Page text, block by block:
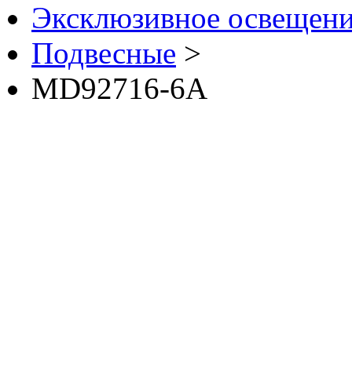
Эксклюзивное
Подвесные >
MD92716-6A